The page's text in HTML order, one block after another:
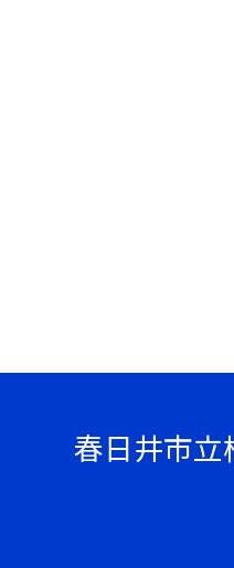
春日井市立